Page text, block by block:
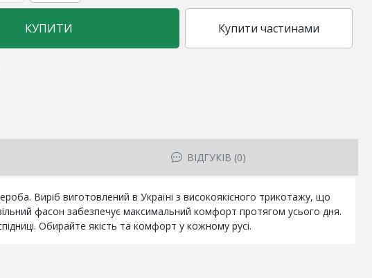
КУПИТИ Купити частинами
ВІДГУКІВ (0)
Виріб виготовлений в Україні з високоякісного трикотажу, що
фасон забезпечує максимальний комфорт протягом усього дня.
Обирайте якість та комфорт у кожному русі.